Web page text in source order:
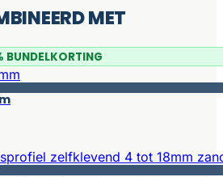
MET
BUNDELKORTING